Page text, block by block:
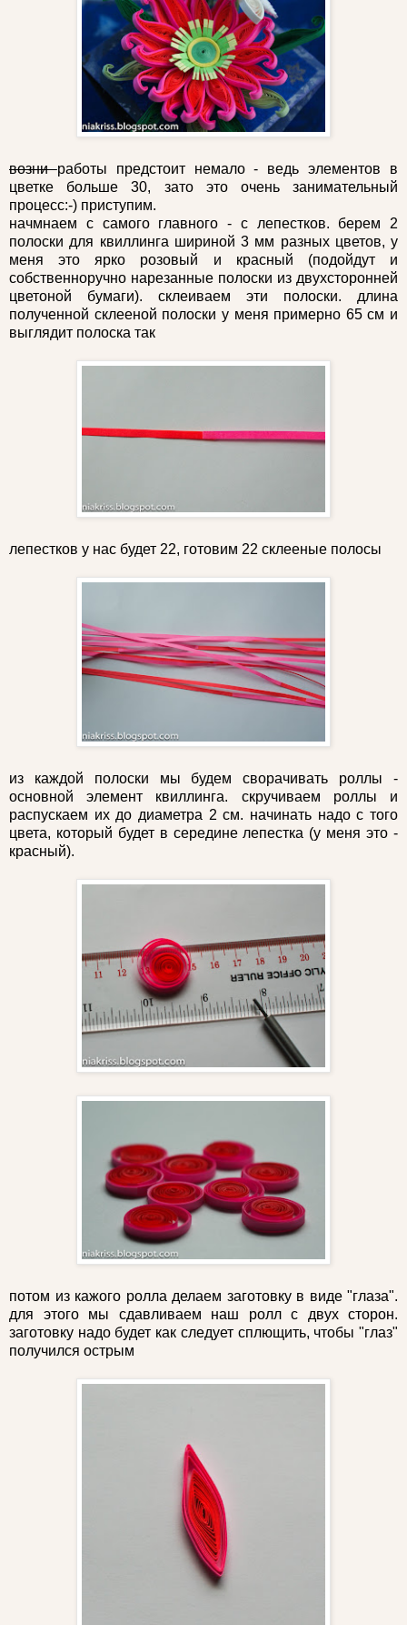
возниработы предстоит немало - ведь элементов в
цветке больше 30, зато это очень занимательный
процесс:-) приступим.
начмнаем с самого главного - с лепестков. берем 2
полоски для квиллинга шириной 3 мм разных цветов, у
меня это ярко розовый и красный (подойдут и
собственноручно нарезанные полоски из двухсторонней
цветоной бумаги). склеиваем эти полоски. длина
полученной склееной полоски у меня примерно 65 см и
выглядит полоска так
лепестков у нас будет 22, готовим 22 склееные полосы
из каждой полоски мы будем сворачивать роллы -
основной элемент квиллинга. скручиваем роллы и
распускаем их до диаметра 2 см. начинать надо с того
цвета, который будет в середине лепестка (у меня это -
красный).
потом из кажого ролла делаем заготовку в виде "глаза".
для этого мы сдавливаем наш ролл с двух сторон.
заготовку надо будет как следует сплющить, чтобы "глаз"
получился острым